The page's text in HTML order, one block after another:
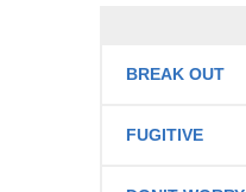
BREAK OUT
FUGITIVE